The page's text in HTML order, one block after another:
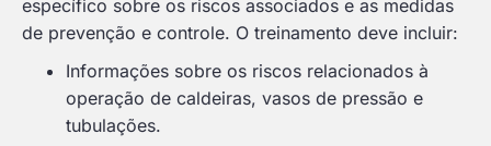
específico sobre os riscos associados e as medidas
de prevenção e controle. O treinamento deve incluir:
Informações sobre os riscos relacionados à
operação de caldeiras, vasos de pressão e
tubulações.